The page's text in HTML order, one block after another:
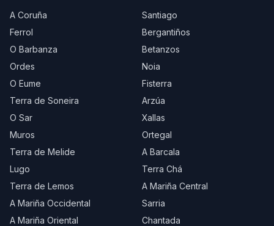
A Coruña
Santiago
Ferrol
Bergantiños
O Barbanza
Betanzos
Ordes
Noia
O Eume
Fisterra
Terra de Soneira
Arzúa
O Sar
Xallas
Muros
Ortegal
Terra de Melide
A Barcala
Lugo
Terra Chá
Terra de Lemos
A Mariña Central
A Mariña Occidental
Sarria
A Mariña Oriental
Chantada